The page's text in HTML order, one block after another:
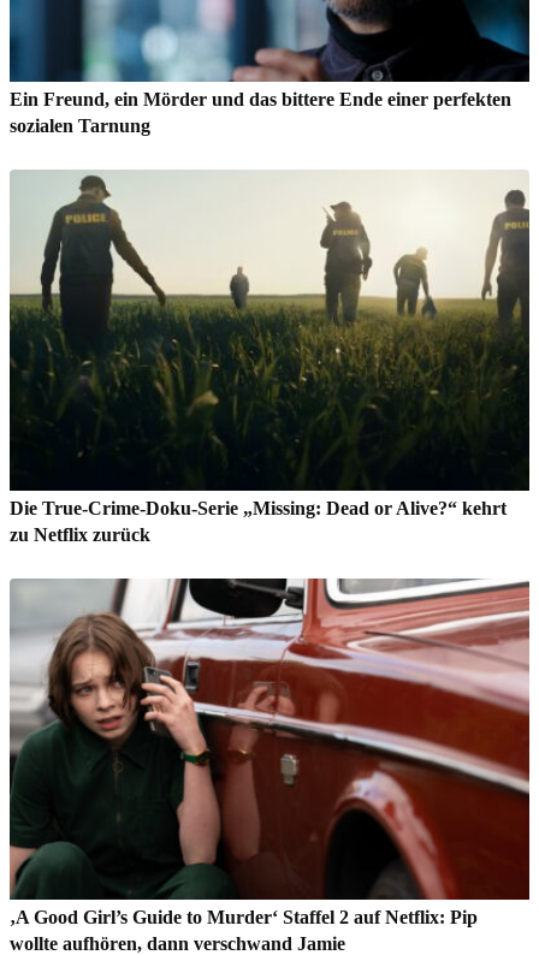
Ein Freund, ein Mörder und das bittere Ende einer perfekten
sozialen Tarnung
Die True-Crime-Doku-Serie „Missing: Dead or Alive?“ kehrt
zu Netflix zurück
‚A Good Girl’s Guide to Murder‘ Staffel 2 auf Netflix: Pip
wollte aufhören, dann verschwand Jamie